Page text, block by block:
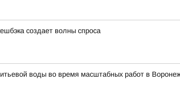
создает волны спроса
воды во время масштабных работ в